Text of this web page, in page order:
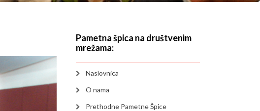
Pametna špica na društvenim
mrežama:
Naslovnica
O nama
Prethodne Pametne Špice